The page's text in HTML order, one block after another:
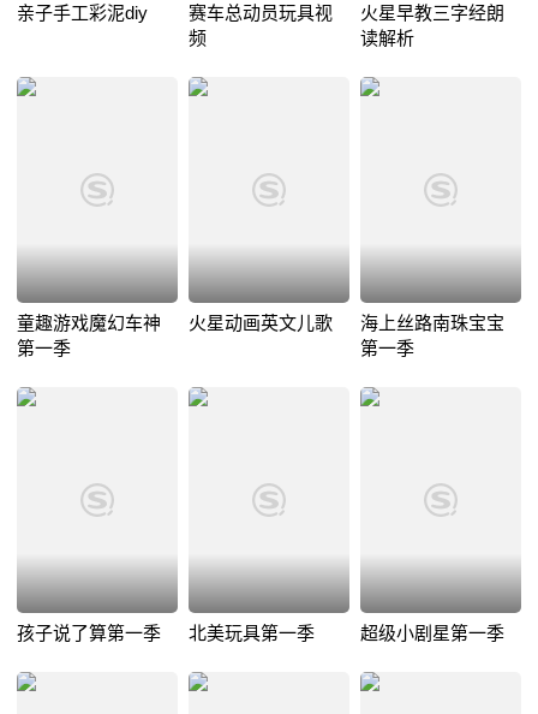
亲子手工彩泥diy
赛车总动员玩具视
频
火星早教三字经朗
读解析
童趣游戏魔幻车神
第一季
火星动画英文儿歌
海上丝路南珠宝宝
第一季
孩子说了算第一季 北美玩具第一季 超级小剧星第一季